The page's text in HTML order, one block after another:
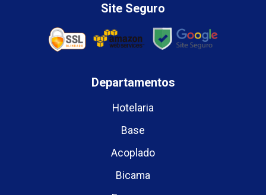
Site Seguro
Departamentos
Hotelaria
Base
Acoplado
Bicama